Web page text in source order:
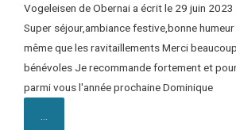
Vogeleisen deObernaia écrit le 29 juin 2023
Super séjour,ambiance festive,bonne
même que les ravitaillements Merci
bénévoles Je recommande fortement et
parmi vous l'année prochaine Dominique